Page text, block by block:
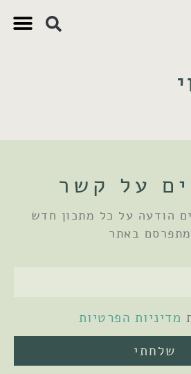
על קשר
הודעה על כל מתכון חדש
באתר
מדיניות הפרטיות
שלחתי